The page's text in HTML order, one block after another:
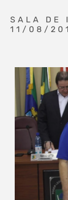
SALA DE
11/08/